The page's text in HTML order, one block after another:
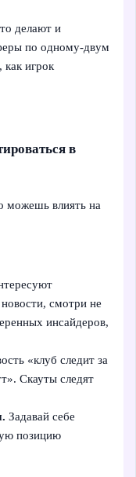
делают и
по одному-двум
игрок
в
можешь влиять на
смотри не
инсайдеров,
«клуб следит за
Скауты следят
Задавай себе
позицию